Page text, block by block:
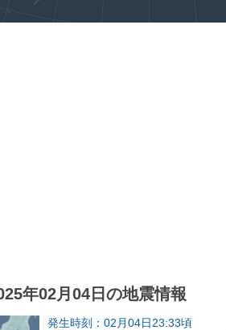
年02月04日の地震情報
発生時刻：02月04日23:33頃